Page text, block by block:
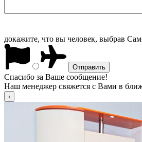
докажите, что вы человек, выбрав
Спасибо за Ваше сообщение!
Наш менеджер свяжется с Вами в